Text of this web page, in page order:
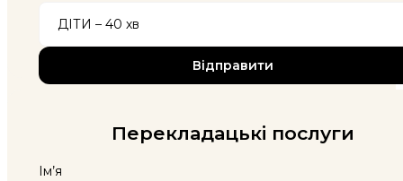
Перекладацькі послуги
Ім’я